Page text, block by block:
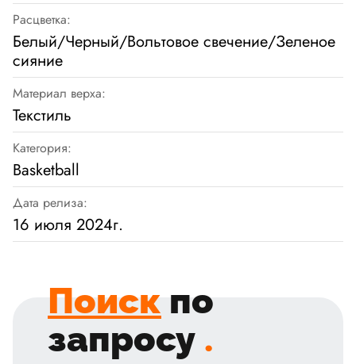
Расцветка:
Белый/Черный/Вольтовое свечение/Зеленое
сияние
Материал верха:
Текстиль
Категория:
Basketball
Дата релиза:
16 июля 2024г.
Поиск по
запросу .